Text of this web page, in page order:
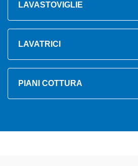
LAVASTOVIGLIE
LAVATRICI
PIANI COTTURA